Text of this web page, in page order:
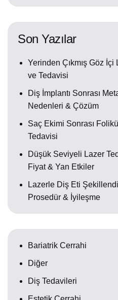
Son Yazılar
Yerinden Çıkmış Göz
ve Tedavisi
Diş İmplantı Sonrası
Nedenleri & Çözüm
Saç Ekimi Sonrası
Tedavisi
Düşük Seviyeli Lazer
Fiyat & Yan Etkiler
Lazerle Diş Eti
Prosedür & İyileşme
Bariatrik Cerrahi
Diğer
Diş Tedavileri